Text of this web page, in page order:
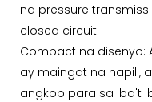
na pressure
closed circuit.
Compact na disenyo:
ay maingat na napili,
angkop para sa iba't